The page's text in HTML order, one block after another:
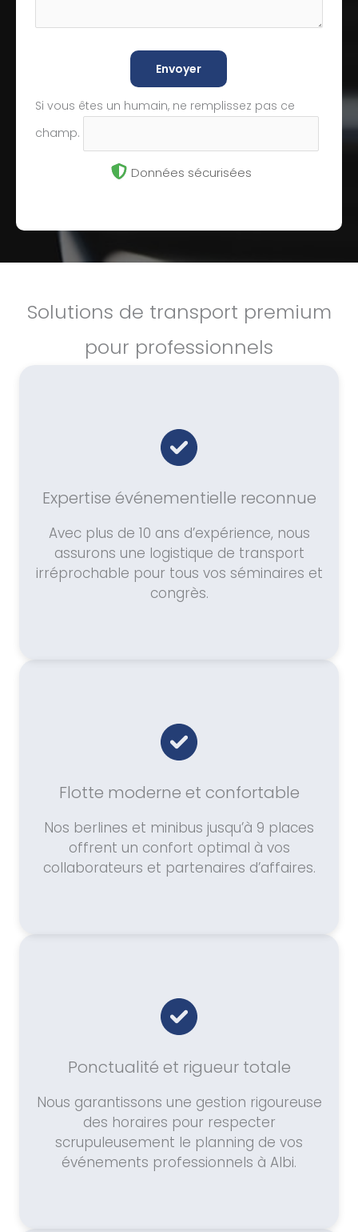
Envoyer
Si vous êtes un humain, ne remplissez pas ce
champ.
Données sécurisées
Solutions de transport premium
pour professionnels
Expertise événementielle reconnue
Avec plus de 10 ans d’expérience, nous
assurons une logistique de transport
irréprochable pour tous vos séminaires et
congrès.
Flotte moderne et confortable
Nos berlines et minibus jusqu’à 9 places
offrent un confort optimal à vos
collaborateurs et partenaires d’affaires.
Ponctualité et rigueur totale
Nous garantissons une gestion rigoureuse
des horaires pour respecter
scrupuleusement le planning de vos
événements professionnels à Albi.